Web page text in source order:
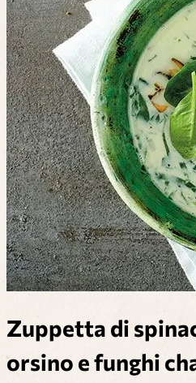
Zuppetta di
orsino e funghi